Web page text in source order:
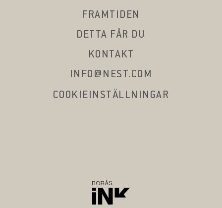
FRAMTIDEN
DETTA FÅR DU
KONTAKT
INFO@NEST.COM
COOKIEINSTÄLLNINGAR